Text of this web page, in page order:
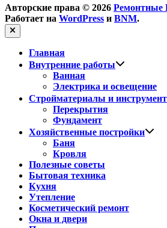
Авторские права © 2026 Ремонтные
Работает на WordPress и BNM.
Закрыть
Главная
Внутренние работы
Ванная
Электрика и освещение
Стройматериалы и инструмент
Перекрытия
Фундамент
Хозяйственные постройки
Баня
Кровля
Полезные советы
Бытовая техника
Кухня
Утепление
Косметический ремонт
Окна и двери